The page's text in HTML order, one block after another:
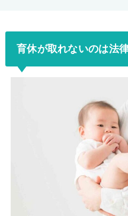
育休が取れないのは法